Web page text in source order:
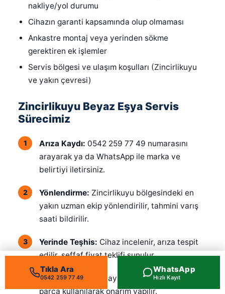
nakliye/yol durumu
Cihazın garanti kapsamında olup olmaması
Ankastre montaj veya yerinden sökme
gerektiren ek işlemler
Servis bölgesi ve ulaşım koşulları (Zincirlikuyu
ve yakın çevresi)
Zincirlikuyu Beyaz Eşya Servis
Sürecimiz
Arıza Kaydı: 0542 259 77 49 numarasını
arayarak ya da WhatsApp ile marka ve
belirtiyi iletirsiniz.
Yönlendirme: Zincirlikuyu bölgesindeki en
yakın uzman ekip yönlendirilir, tahmini varış
saati bildirilir.
Yerinde Teşhis: Cihaz incelenir, arıza tespit
edilir, şeffaf fiyat teklifi sunulur.
Onaylı Onarım:
Onayınızla, kaliteli yedek
parça kullanılarak onarım yapılır.
Tıkla Ara
0542 259 77 49
WhatsApp
Hızlı Kayıt